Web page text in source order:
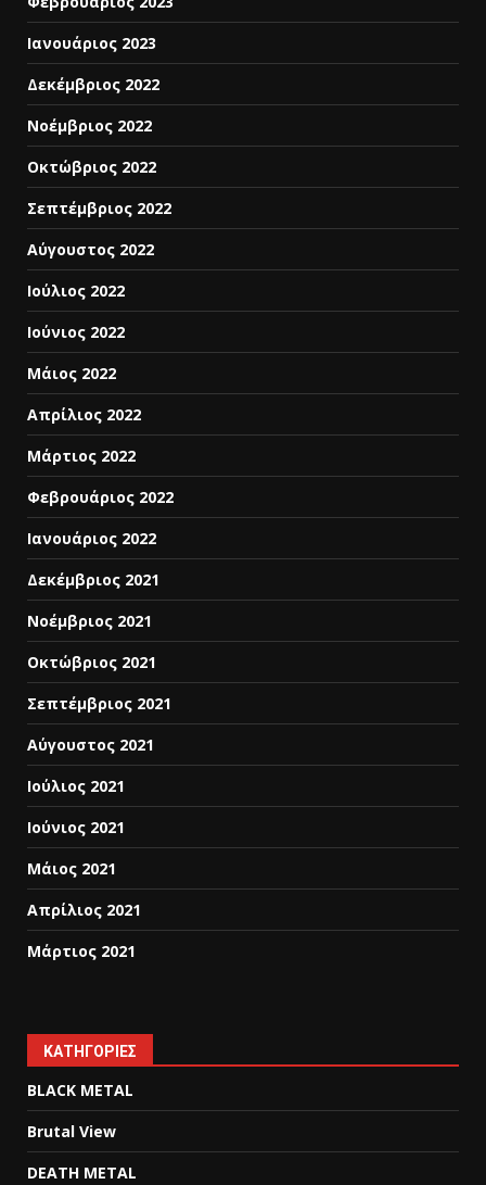
Ιανουάριος 2023
Δεκέμβριος 2022
Νοέμβριος 2022
Οκτώβριος 2022
Σεπτέμβριος 2022
Αύγουστος 2022
Ιούλιος 2022
Ιούνιος 2022
Μάιος 2022
Απρίλιος 2022
Μάρτιος 2022
Φεβρουάριος 2022
Ιανουάριος 2022
Δεκέμβριος 2021
Νοέμβριος 2021
Οκτώβριος 2021
Σεπτέμβριος 2021
Αύγουστος 2021
Ιούλιος 2021
Ιούνιος 2021
Μάιος 2021
Απρίλιος 2021
Μάρτιος 2021
KΑΤΗΓΟΡΊΕΣ
BLACK METAL
Brutal View
DEATH METAL